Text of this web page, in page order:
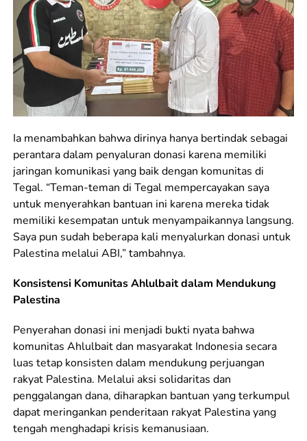
Ia menambahkan bahwa dirinya hanya bertindak sebagai
perantara dalam penyaluran donasi karena memiliki
jaringan komunikasi yang baik dengan komunitas di
Tegal. “Teman-teman di Tegal mempercayakan saya
untuk menyerahkan bantuan ini karena mereka tidak
memiliki kesempatan untuk menyampaikannya langsung.
Saya pun sudah beberapa kali menyalurkan donasi untuk
Palestina melalui ABI,” tambahnya.
Konsistensi Komunitas Ahlulbait dalam Mendukung
Palestina
Penyerahan donasi ini menjadi bukti nyata bahwa
komunitas Ahlulbait dan masyarakat Indonesia secara
luas tetap konsisten dalam mendukung perjuangan
rakyat Palestina. Melalui aksi solidaritas dan
penggalangan dana, diharapkan bantuan yang terkumpul
dapat meringankan penderitaan rakyat Palestina yang
tengah menghadapi krisis kemanusiaan.